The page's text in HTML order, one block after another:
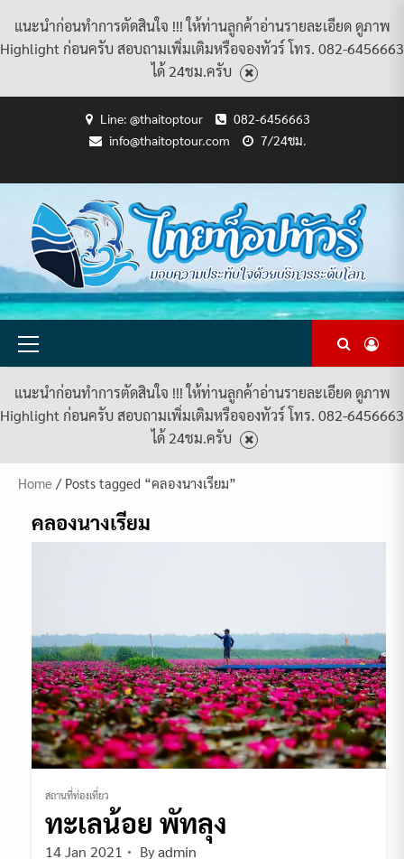
แนะนำก่อนทำการตัดสินใจ !!! ให้ท่านลูกค้าอ่านรายละเอียด ดูภาพ
Highlight ก่อนครับ สอบถามเพิ่มเติมหรือจองทัวร์ โทร. 082-6456663
ได้ 24ชม.ครับ
Line: @thaitoptour
082-6456663
info@thaitoptour.com
7/24ชม.
CONDITIONS
ทัวร์
ทั้งหมด
สู่
ไทย
ท็อป
ทัวร์
เราทั้งหมด
Primary
แนะนำก่อนทำการตัดสินใจ !!! ให้ท่านลูกค้าอ่านรายละเอียด ดูภาพ
Highlight ก่อนครับ สอบถามเพิ่มเติมหรือจองทัวร์ โทร. 082-6456663
ได้ 24ชม.ครับ
Home / Posts tagged “คลองนางเรียม”
คลองนางเรียม
สถานที่ท่องเที่ยว
ทะเลน้อย พัทลุง
14 Jan 2021 Byadmin